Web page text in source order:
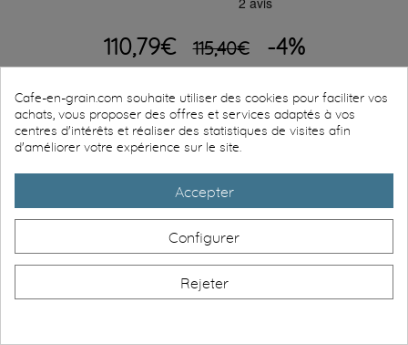
110,79€ 115,40€ -4%
Ajouter au panier
En stock - Départ 24H ouvrées
Cafe-en-grain.com souhaite utiliser des cookies pour faciliter vos
achats, vous proposer des offres et services adaptés à vos
centres d'intérêts et réaliser des statistiques de visites afin
d'améliorer votre expérience sur le site.
Accepter
Configurer
Rejeter